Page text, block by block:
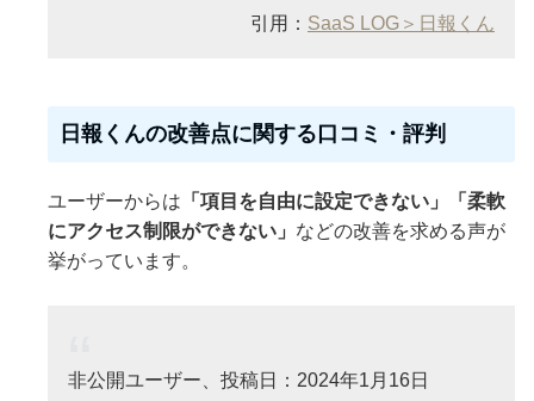
引用： SaaS LOG＞日報くん
日報くんの改善点に関する口コミ・評判
ユーザーからは 「項目を自由に設定できない」「柔軟
にアクセス制限ができない」 などの改善を求める声が
挙がっています。
非公開ユーザー、投稿日：2024年1月16日